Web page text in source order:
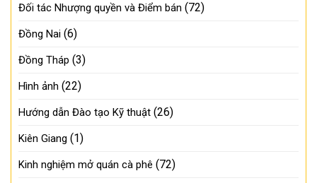
Đối tác Nhượng quyền và Điểm bán (72)
Đồng Nai (6)
Đồng Tháp (3)
Hình ảnh (22)
Hướng dẫn Đào tạo Kỹ thuật (26)
Kiên Giang (1)
Kinh nghiệm mở quán cà phê (72)